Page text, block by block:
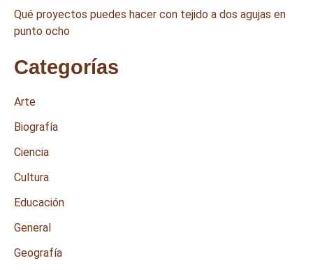
Qué proyectos puedes hacer con tejido a dos agujas en
punto ocho
Categorías
Arte
Biografía
Ciencia
Cultura
Educación
General
Geografía